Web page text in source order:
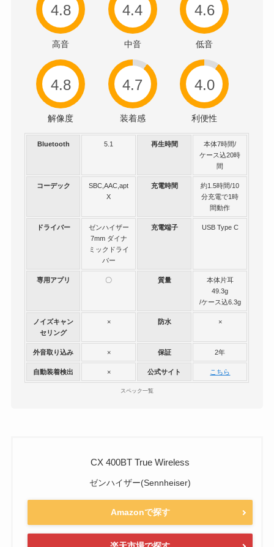
4.8
高音
4.4
中音
4.6
低音
4.8
解像度
4.7
装着感
4.0
利便性
Bluetooth 5.1 再生時間
本体7時間/
ケース込20時
間
コーデック
SBC,AAC,apt
X
充電時間
約1.5時間/10
分充電で1時
間動作
ドライバー
ゼンハイザー
7mm ダイナ
ミックドライ
バー
充電端子 USB Type C
専用アプリ 〇 質量
本体片耳
49.3g
/ケース込6.3g
ノイズキャン
セリング
× 防水 ×
外音取り込み × 保証 2年
自動装着検出 × 公式サイト こちら
スペック一覧
CX 400BT True Wireless
ゼンハイザー(Sennheiser)
Amazonで探す